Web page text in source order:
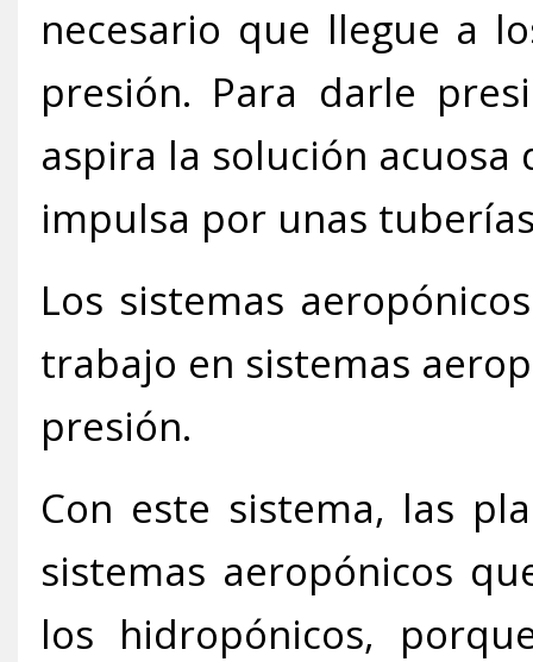
necesario que llegue a
presión. Para darle
aspira la solución
impulsa por unas
Los sistemas
trabajo en sistemas
presión.
Con este sistema, las
sistemas aeropónicos
los hidropónicos,